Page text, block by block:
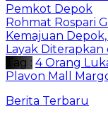
Pemkot Depok
Rohmat Rospari
Kemajuan
Layak Diterapkan
Tag : 4 Orang
Plavon Mall
Berita Terbaru